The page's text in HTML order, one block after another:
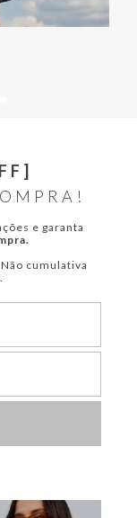
e garanta
cumulativa